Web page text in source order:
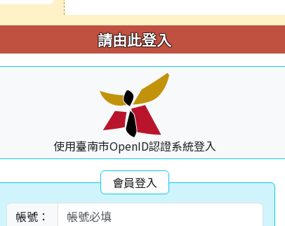
請由此登入
使用臺南市OpenID認證系統登入
會員登入
帳號：